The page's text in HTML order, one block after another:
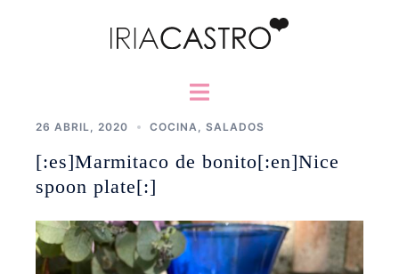
Alternar
26 ABRIL, 2020 COCINA SALADOS
[:es]Marmitaco de bonito[:en]Nice
spoon plate[:]